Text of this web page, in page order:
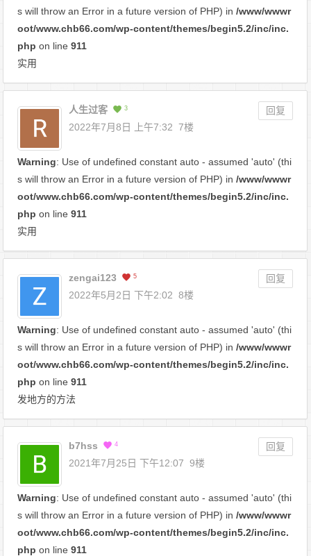
s will throw an Error in a future version of PHP) in/www/wwwr
oot/www.chb66.com/wp-content/themes/begin5.2/inc/inc.
php on line911
实用
人生过客 3
回复
2022年7月8日 上午7:32 7楼
Warning: Use of undefined constant auto - assumed 'auto' (thi
s will throw an Error in a future version of PHP) in/www/wwwr
oot/www.chb66.com/wp-content/themes/begin5.2/inc/inc.
php on line911
实用
zengai123 5
回复
2022年5月2日 下午2:02 8楼
Warning: Use of undefined constant auto - assumed 'auto' (thi
s will throw an Error in a future version of PHP) in/www/wwwr
oot/www.chb66.com/wp-content/themes/begin5.2/inc/inc.
php on line911
发地方的方法
b7hss 4
回复
2021年7月25日 下午12:07 9楼
Warning: Use of undefined constant auto - assumed 'auto' (thi
s will throw an Error in a future version of PHP) in/www/wwwr
oot/www.chb66.com/wp-content/themes/begin5.2/inc/inc.
php on line911